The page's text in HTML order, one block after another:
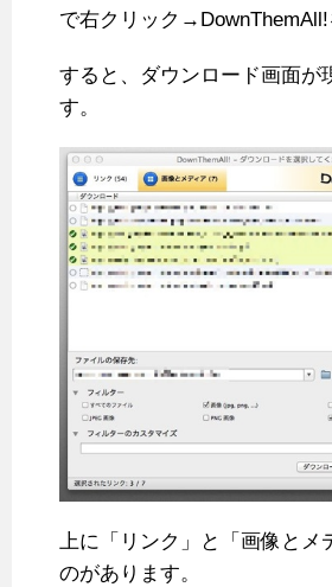
で右クリック→DownThemAll!
すると、ダウンロード画面が
す。
上に「リンク」と「画像とメ
のがあります。